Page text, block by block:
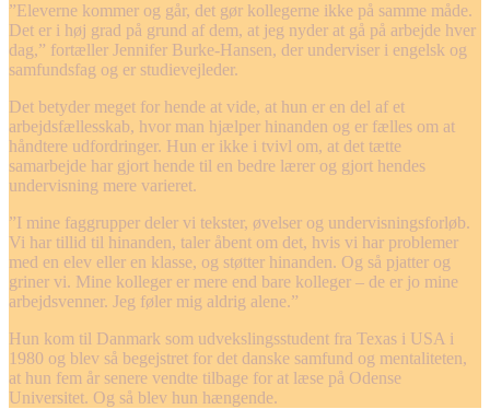
”Eleverne kommer og går, det gør kollegerne ikke på samme måde.
Det er i høj grad på grund af dem, at jeg nyder at gå på arbejde hver
dag,” fortæller Jennifer Burke-Hansen, der underviser i engelsk og
samfundsfag og er studievejleder.
Det betyder meget for hende at vide, at hun er en del af et
arbejdsfællesskab, hvor man hjælper hinanden og er fælles om at
håndtere udfordringer. Hun er ikke i tvivl om, at det tætte
samarbejde har gjort hende til en bedre lærer og gjort hendes
undervisning mere varieret.
”I mine faggrupper deler vi tekster, øvelser og undervisningsforløb.
Vi har tillid til hinanden, taler åbent om det, hvis vi har problemer
med en elev eller en klasse, og støtter hinanden. Og så pjatter og
griner vi. Mine kolleger er mere end bare kolleger – de er jo mine
arbejdsvenner. Jeg føler mig aldrig alene.”
Hun kom til Danmark som udvekslingsstudent fra Texas i USA i
1980 og blev så begejstret for det danske samfund og mentaliteten,
at hun fem år senere vendte tilbage for at læse på Odense
Universitet. Og så blev hun hængende.